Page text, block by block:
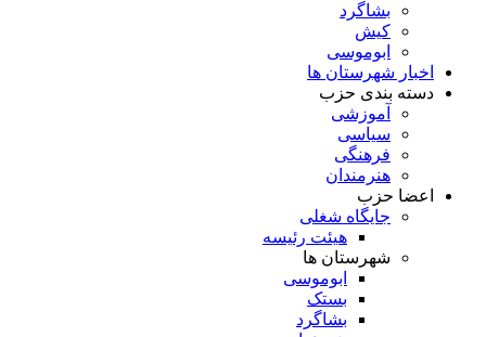
بشاگرد
کیش
ابوموسی
اخبار شهرستان ها
دسته بندی حزب
آموزشی
سیاسی
فرهنگی
هنرمندان
اعضا حزب
جایگاه شغلی
هیئت رئیسه
شهرستان ها
ابوموسی
بستک
بشاگرد